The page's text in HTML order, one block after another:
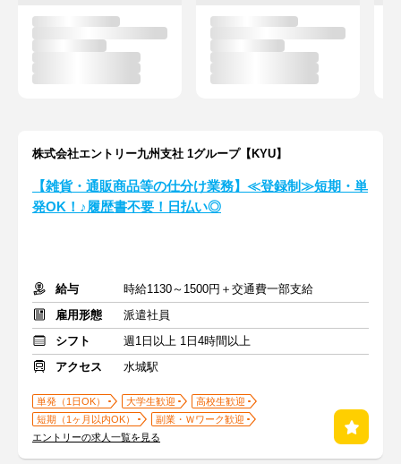
株式会社エントリー九州支社 1グループ【KYU】
【雑貨・通販商品等の仕分け業務】≪登録制≫短期・単
発OK！♪履歴書不要！日払い◎
給与
時給1130～1500円＋交通費一部支給
雇用形態
派遣社員
シフト
週1日以上 1日4時間以上
アクセス
水城駅
単発（1日OK） 大学生歓迎
高校生歓迎
短期（1ヶ月以内OK）
副業・Ｗワーク歓迎
エントリーの求人一覧を見る